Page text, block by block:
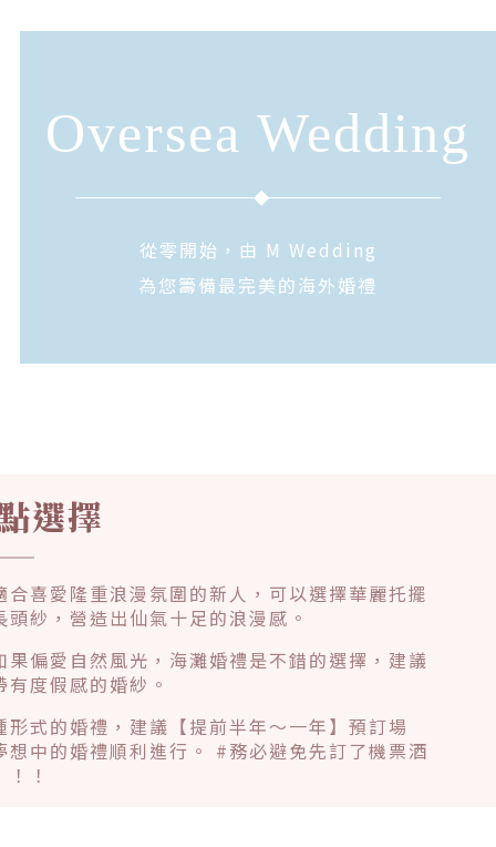
Oversea Wedding
從零開始，由 M Wedding
為您籌備最完美的海外婚禮
選擇
合喜愛隆重浪漫氛圍的新人，可以選擇華麗托擺
頭紗，營造出仙氣十足的浪漫感。
果偏愛自然風光，海灘婚禮是不錯的選擇，建議
度假感的婚紗。
形式的婚禮，建議【提前半年～一年】預訂場
想中的婚禮順利進行。 #務必避免先訂了機票酒
！